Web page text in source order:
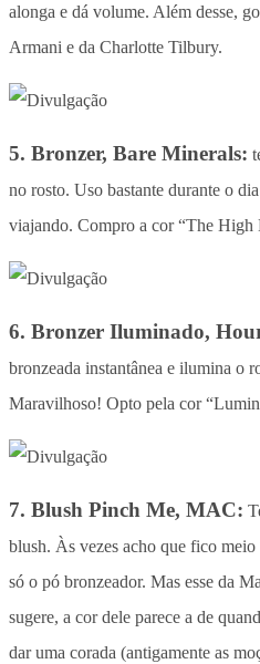
alonga e dá volume. Além desse,
Armani e da Charlotte Tilbury.
5. Bronzer, Bare Minerals:
no rosto. Uso bastante durante o
viajando. Compro a cor “The High
6. Bronzer Iluminado,
bronzeada instantânea e ilumina o
Maravilhoso! Opto pela cor
7. Blush Pinch Me, MAC:
blush. Às vezes acho que fico
só o pó bronzeador. Mas esse da
sugere, a cor dele parece a de
dar uma corada (antigamente as